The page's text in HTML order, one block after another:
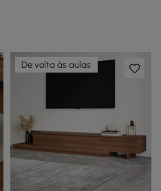
De volta às aulas